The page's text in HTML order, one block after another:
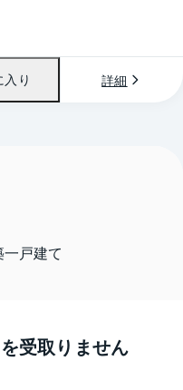
入り 詳細
戸建て
受取りません